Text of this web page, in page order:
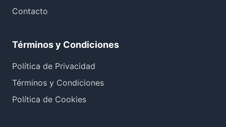
Contacto
Términos y Condiciones
Política de Privacidad
Términos y Condiciones
Política de Cookies